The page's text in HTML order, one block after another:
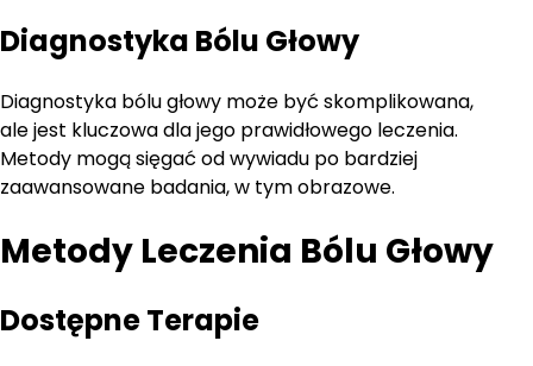
Diagnostyka Bólu Głowy
Diagnostyka bólu głowy może być skomplikowana,
ale jest kluczowa dla jego prawidłowego leczenia.
Metody mogą sięgać od wywiadu po bardziej
zaawansowane badania, w tym obrazowe.
Metody Leczenia Bólu Głowy
Dostępne Terapie